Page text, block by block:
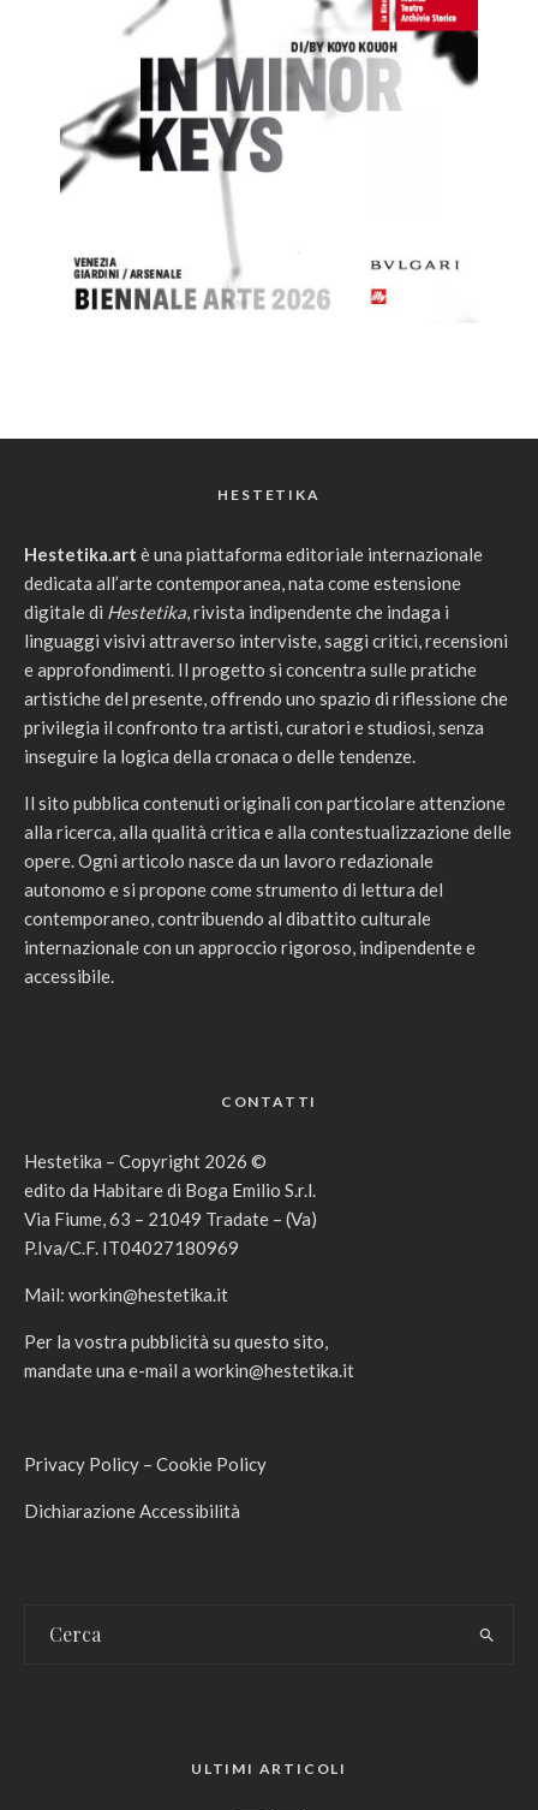
HESTETIKA
Hestetika.art è una piattaforma editoriale internazionale
dedicata all’arte contemporanea, nata come estensione
digitale di Hestetika, rivista indipendente che indaga i
linguaggi visivi attraverso interviste, saggi critici, recensioni
e approfondimenti. Il progetto si concentra sulle pratiche
artistiche del presente, offrendo uno spazio di riflessione che
privilegia il confronto tra artisti, curatori e studiosi, senza
inseguire la logica della cronaca o delle tendenze.
Il sito pubblica contenuti originali con particolare attenzione
alla ricerca, alla qualità critica e alla contestualizzazione delle
opere. Ogni articolo nasce da un lavoro redazionale
autonomo e si propone come strumento di lettura del
contemporaneo, contribuendo al dibattito culturale
internazionale con un approccio rigoroso, indipendente e
accessibile.
CONTATTI
Hestetika – Copyright 2026 ©
edito da Habitare di Boga Emilio S.r.l.
Via Fiume, 63 – 21049 Tradate – (Va)
P.Iva/C.F. IT04027180969
Mail: workin@hestetika.it
Per la vostra pubblicità su questo sito,
mandate una e-mail a workin@hestetika.it
Privacy Policy – Cookie Policy
Dichiarazione Accessibilità
ULTIMI ARTICOLI